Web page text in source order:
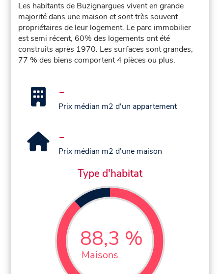
Les habitants de Buzignargues vivent en grande
majorité dans une maison et sont très souvent
propriétaires de leur logement. Le parc immobilier
est semi récent, 60% des logements ont été
construits après 1970. Les surfaces sont grandes,
77 % des biens comportent 4 pièces ou plus.
-
Prix médian m2 d'un appartement
-
Prix médian m2 d'une maison
Type d'habitat
88,3 %
Maisons